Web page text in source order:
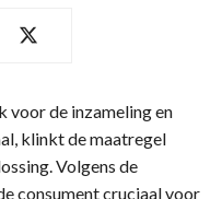
voor de inzameling en
klinkt de maatregel
Volgens de
consument cruciaal voor